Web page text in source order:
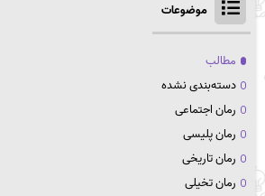
موضوعات
مطالب
دسته‌بندی نشده
رمان اجتماعی
رمان پلیسی
رمان تاریخی
رمان تخیلی